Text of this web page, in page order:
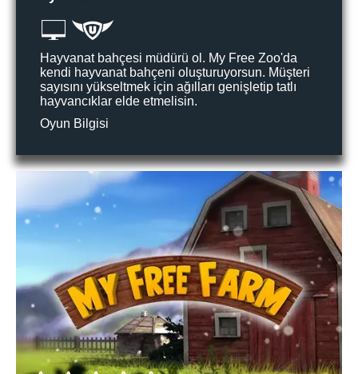
Hayvanat bahçesi müdürü ol. My Free Zoo'da
kendi hayvanat bahçeni oluşturuyorsun. Müşteri
sayısını yükseltmek için ağılları genişletip tatlı
hayvancıklar elde etmelisin.
Oyun Bilgisi